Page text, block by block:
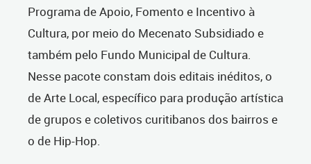
Programa de Apoio, Fomento e Incentivo à
Cultura, por meio do Mecenato Subsidiado e
também pelo Fundo Municipal de Cultura.
Nesse pacote constam dois editais inéditos, o
de Arte Local, específico para produção artística
de grupos e coletivos curitibanos dos bairros e
o de Hip-Hop.